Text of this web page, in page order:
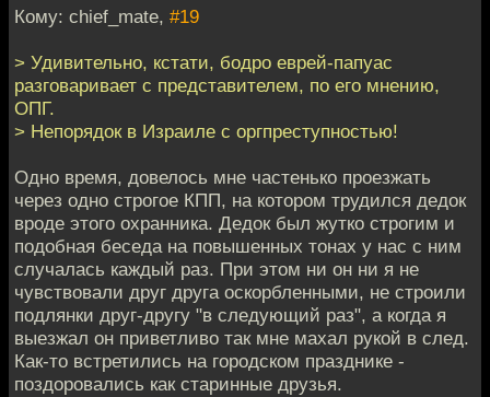
Кому: chief_mate, #19
> Удивительно, кстати, бодро еврей-папуас
разговаривает с представителем, по его мнению,
ОПГ.
> Непорядок в Израиле с оргпреступностью!
Одно время, довелось мне частенько проезжать
через одно строгое КПП, на котором трудился дедок
вроде этого охранника. Дедок был жутко строгим и
подобная беседа на повышенных тонах у нас с ним
случалась каждый раз. При этом ни он ни я не
чувствовали друг друга оскорбленными, не строили
подлянки друг-другу "в следующий раз", а когда я
выезжал он приветливо так мне махал рукой в след.
Как-то встретились на городском празднике -
поздоровались как старинные друзья.